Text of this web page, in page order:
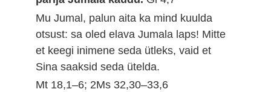
Mu Jumal, palun aita ka mind kuulda
otsust: sa oled elava Jumala laps! Mitte
et keegi inimene seda ütleks, vaid et
Sina saaksid seda ütelda.
Mt 18,1–6; 2Ms 32,30–33,6